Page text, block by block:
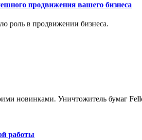
продвижения вашего бизнеса
роль в продвижении бизнеса.
новинками. Уничтожитель бумаг
работы